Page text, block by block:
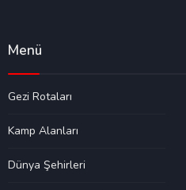
Menü
Gezi Rotaları
Kamp Alanları
Dünya Şehirleri